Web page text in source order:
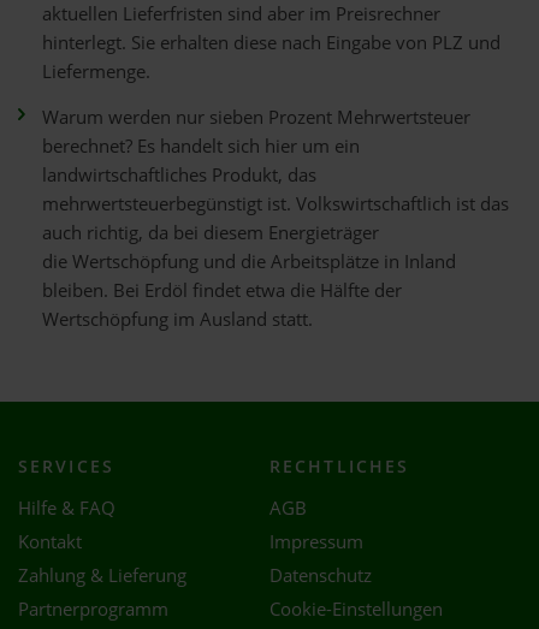
aktuellen Lieferfristen sind aber im Preisrechner
hinterlegt. Sie erhalten diese nach Eingabe von PLZ und
Liefermenge.
Warum werden nur sieben Prozent Mehrwertsteuer
berechnet? Es handelt sich hier um ein
landwirtschaftliches Produkt, das
mehrwertsteuerbegünstigt ist. Volkswirtschaftlich ist das
auch richtig, da bei diesem Energieträger
die Wertschöpfung und die Arbeitsplätze in Inland
bleiben. Bei Erdöl findet etwa die Hälfte der
Wertschöpfung im Ausland statt.
SERVICES
Hilfe & FAQ
Kontakt
Zahlung & Lieferung
Partnerprogramm
RECHTLICHES
AGB
Impressum
Datenschutz
Cookie-Einstellungen